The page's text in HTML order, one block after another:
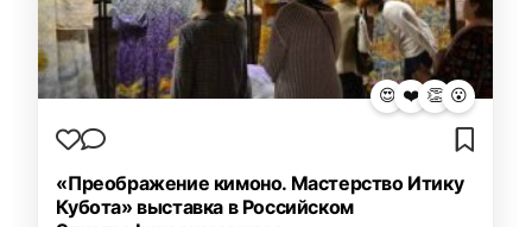
😍 ❤️ 👏 😮
«Преображение кимоно. Мастерство Итику
Кубота» выставка в Российском